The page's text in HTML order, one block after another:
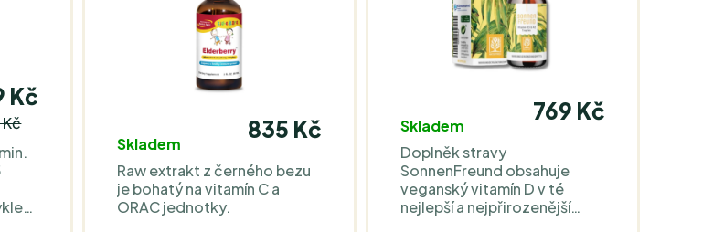
Kč
Kč
Skladem
835 Kč
Raw extrakt z černého bezu
je bohatý na vitamín C a
ORAC jednotky.
Skladem
769 Kč
Doplněk stravy
SonnenFreund obsahuje
veganský vitamín D v té
nejlepší a nejpřirozenější